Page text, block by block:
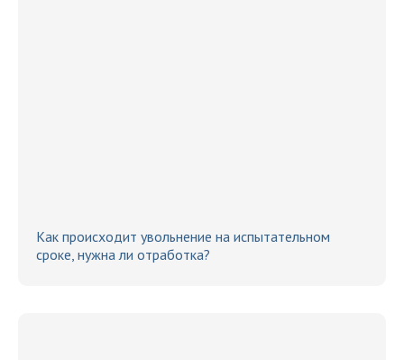
Как происходит увольнение на испытательном
сроке, нужна ли отработка?